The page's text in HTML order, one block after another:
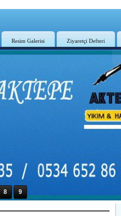
Resim Galerisi Ziyaretçi Defteri
8 9